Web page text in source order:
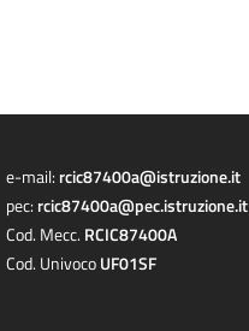
e-mail: rcic87400a@istruzione.it
pec: rcic87400a@pec.istruzione.it
Cod. Mecc. RCIC87400A
Cod. UnivocoUF01SF